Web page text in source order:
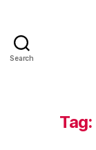
Search
Tag: